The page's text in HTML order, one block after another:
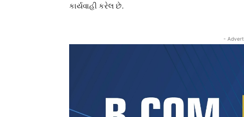
કાર્યવાહી કરેલ છે.
-